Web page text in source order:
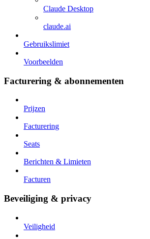
Claude Desktop
claude.ai
Gebruikslimiet
Voorbeelden
Facturering & abonnementen
Prijzen
Facturering
Seats
Berichten & Limieten
Facturen
Beveiliging & privacy
Veiligheid